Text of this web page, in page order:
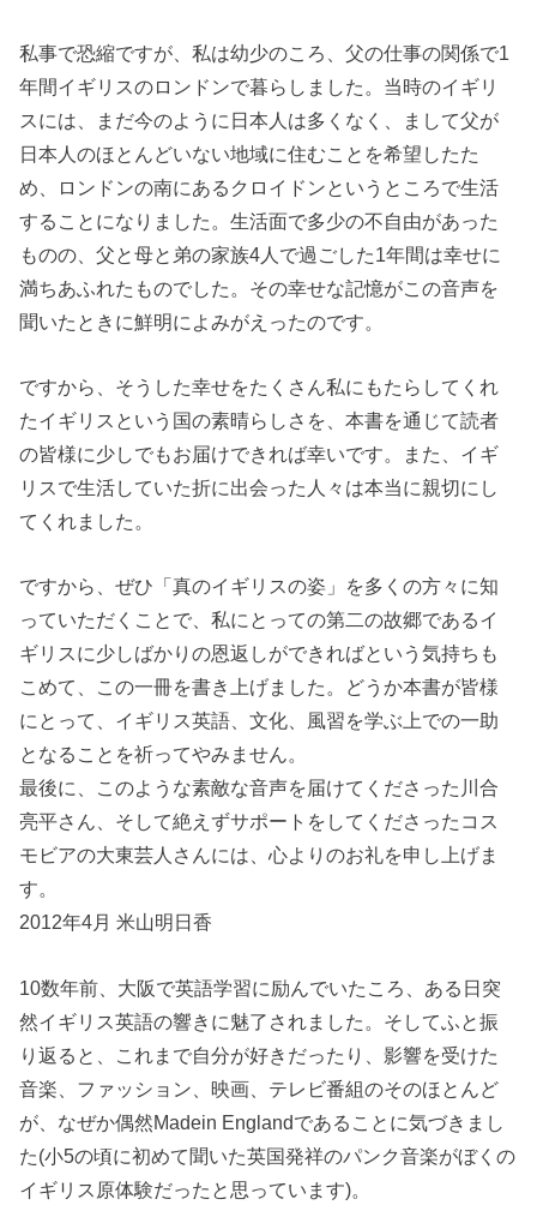
私事で恐縮ですが、私は幼少のころ、父の仕事の関係で1
年間イギリスのロンドンで暮らしました。当時のイギリ
スには、まだ今のように日本人は多くなく、まして父が
日本人のほとんどいない地域に住むことを希望したた
め、ロンドンの南にあるクロイドンというところで生活
することになりました。生活面で多少の不自由があった
ものの、父と母と弟の家族4人で過ごした1年間は幸せに
満ちあふれたものでした。その幸せな記憶がこの音声を
聞いたときに鮮明によみがえったのです。
ですから、そうした幸せをたくさん私にもたらしてくれ
たイギリスという国の素晴らしさを、本書を通じて読者
の皆様に少しでもお届けできれば幸いです。また、イギ
リスで生活していた折に出会った人々は本当に親切にし
てくれました。
ですから、ぜひ「真のイギリスの姿」を多くの方々に知
っていただくことで、私にとっての第二の故郷であるイ
ギリスに少しばかりの恩返しができればという気持ちも
こめて、この一冊を書き上げました。どうか本書が皆様
にとって、イギリス英語、文化、風習を学ぶ上での一助
となることを祈ってやみません。
最後に、このような素敵な音声を届けてくださった川合
亮平さん、そして絶えずサポートをしてくださったコス
モビアの大東芸人さんには、心よりのお礼を申し上げま
す。
2012年4月 米山明日香
10数年前、大阪で英語学習に励んでいたころ、ある日突
然イギリス英語の響きに魅了されました。そしてふと振
り返ると、これまで自分が好きだったり、影響を受けた
音楽、ファッション、映画、テレビ番組のそのほとんど
が、なぜか偶然Madein Englandであることに気づきまし
た(小5の頃に初めて聞いた英国発祥のパンク音楽がぼくの
イギリス原体験だったと思っています)。